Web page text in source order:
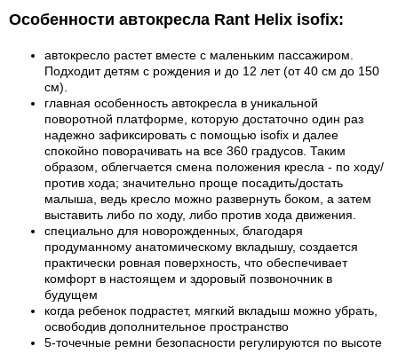
Особенности автокресла Rant Helix isofix:
автокресло растет вместе с маленьким пассажиром.
Подходит детям с рождения и до 12 лет (от 40 см до 150
см).
главная особенность автокресла в уникальной
поворотной платформе, которую достаточно один раз
надежно зафиксировать с помощью isofix и далее
спокойно поворачивать на все 360 градусов. Таким
образом, облегчается смена положения кресла - по ходу/
против хода; значительно проще посадить/достать
малыша, ведь кресло можно развернуть боком, а затем
выставить либо по ходу, либо против хода движения.
специально для новорожденных, благодаря
продуманному анатомическому вкладышу, создается
практически ровная поверхность, что обеспечивает
комфорт в настоящем и здоровый позвоночник в
будущем
когда ребенок подрастет, мягкий вкладыш можно убрать,
освободив дополнительное пространство
5-точечные ремни безопасности регулируются по высоте